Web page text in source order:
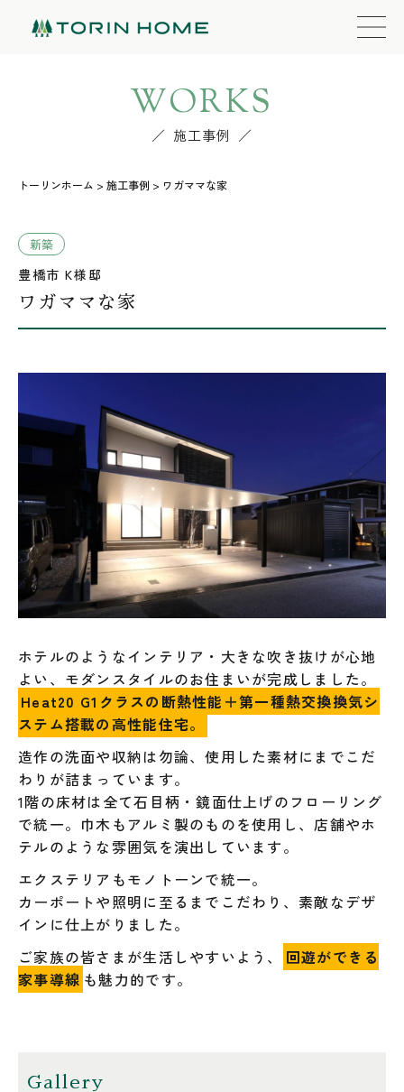
WORKS
施工事例
トーリンホーム > 施工事例 > ワガママな家
新築
豊橋市 K様邸
ワガママな家
ホテルのようなインテリア・大きな吹き抜けが心地
よい、モダンスタイルのお住まいが完成しました。
Heat20 G1クラスの断熱性能＋第一種熱交換換気シ
ステム搭載の高性能住宅。
造作の洗面や収納は勿論、使用した素材にまでこだ
わりが詰まっています。
1階の床材は全て石目柄・鏡面仕上げのフローリング
で統一。巾木もアルミ製のものを使用し、店舗やホ
テルのような雰囲気を演出しています。
エクステリアもモノトーンで統一。
カーポートや照明に至るまでこだわり、素敵なデザ
インに仕上がりました。
ご家族の皆さまが生活しやすいよう、
回遊ができる
家事導線 も魅力的です。
Gallery